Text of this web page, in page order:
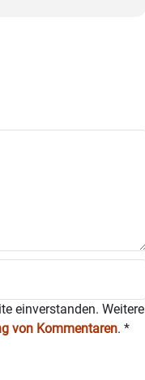
einverstanden. Weitere
von Kommentaren. *